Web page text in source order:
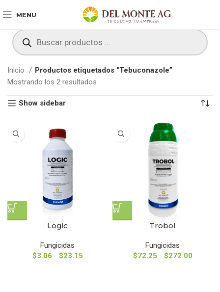
MENU
Inicio
Productos etiquetados “Tebuconazole”
Mostrando los 2 resultados
Show sidebar
Logic
Fungicidas
$3.06 - $23.15
Trobol
Fungicidas
$72.25 - $272.00